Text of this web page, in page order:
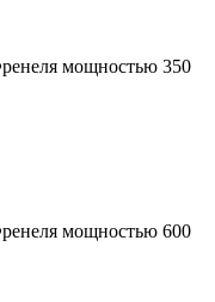
мощностью 350
мощностью 600